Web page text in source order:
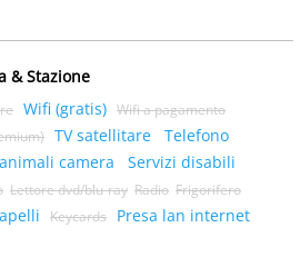
& Stazione
Wifi (gratis) Wifi a pagamento
TV satellitare
Telefono
camera
Servizi disabili
Lettore dvd/blu-ray Radio Frigorifero
Keycards Presa lan internet